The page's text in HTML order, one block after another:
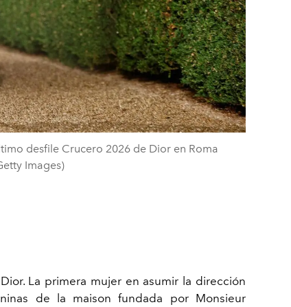
desfile Crucero 2026 de Dior en Roma
Images)
La primera mujer en asumir la dirección
de la maison fundada por Monsieur